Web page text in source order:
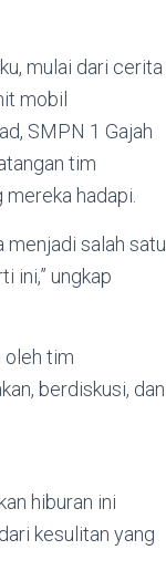
mulai dari cerita
mobil
SMPN 1 Gajah
tim
hadapi.
menjadi salah satu
ini,” ungkap
oleh tim
berdiskusi, dan
hiburan ini
kesulitan yang